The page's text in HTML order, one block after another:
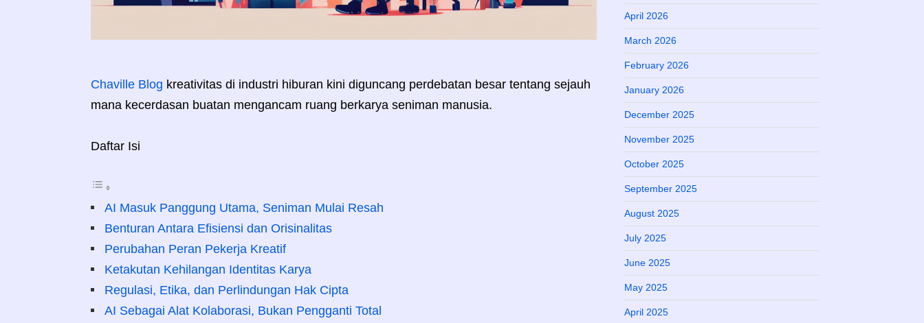
Chaville Blog kreativitas di industri hiburan kini diguncang perdebatan besar tentang sejauh
mana kecerdasan buatan mengancam ruang berkarya seniman manusia.
Daftar Isi
AI Masuk Panggung Utama, Seniman Mulai Resah
Benturan Antara Efisiensi dan Orisinalitas
Perubahan Peran Pekerja Kreatif
Ketakutan Kehilangan Identitas Karya
Regulasi, Etika, dan Perlindungan Hak Cipta
AI Sebagai Alat Kolaborasi, Bukan Pengganti Total
April 2026
March 2026
February 2026
January 2026
December 2025
November 2025
October 2025
September 2025
August 2025
July 2025
June 2025
May 2025
April 2025